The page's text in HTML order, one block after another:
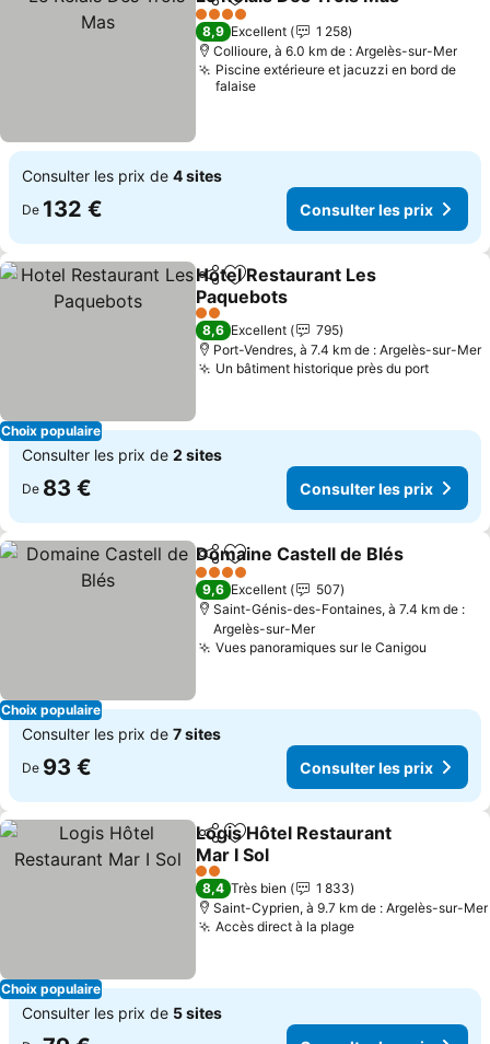
PartagerAjouter à mes favoris
4 Étoiles
8,9 Excellent
1 258
Collioure, à 6.0 km de : Argelès-sur-Mer
Piscine extérieure et jacuzzi en bord de
falaise
Consulter les prix de 4 sites
De 132 € Consulter les prix
Choix populaire
PartagerAjouter à mes favoris
Hotel Restaurant Les
Paquebots
2 Étoiles
8,6 Excellent
795
Port-Vendres, à 7.4 km de : Argelès-sur-Mer
Un bâtiment historique près du port
Consulter les prix de 2 sites
De 83 € Consulter les prix
Choix populaire
PartagerAjouter à mes favoris
Domaine Castell de Blés
4 Étoiles
9,6 Excellent
507
Saint-Génis-des-Fontaines, à 7.4 km de :
Argelès-sur-Mer
Vues panoramiques sur le Canigou
Consulter les prix de 7 sites
De 93 € Consulter les prix
Choix populaire
PartagerAjouter à mes favoris
Logis Hôtel Restaurant
Mar I Sol
2 Étoiles
8,4 Très bien
1 833
Saint-Cyprien, à 9.7 km de : Argelès-sur-Mer
Accès direct à la plage
Consulter les prix de 5 sites